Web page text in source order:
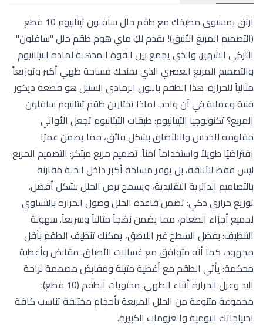
ارتقِ بمستوى مطبخك مع طقم حلل سافلون تيتانيوم 10 قطع
(التصميم المربع الأنيق)! يقدم لكِ ماي هوم طقم حلل "سافلون"
التركي الشهير، والذي يجمع بين القوة المذهلة لمادة التيتانيوم
والتصميم المربع العصري الذي يمنحك مساحة طهي أكبر وتوزيعاً
مثالياً للحرارة. هذا الطقم باللون الرمادي السنبل هو قطعة ديكور
فنية وعملية في آن واحد. لماذا تختارين طقم تيتانيوم سافلون
المربع؟ تكنولوجيا التيتانيوم: طبقات التيتانيوم تجعل الأواني
مقاومة للخدش والالتصاق بشكل فائق، مما يضمن عمرًا
افتراضيًا طويلاً واستخداماً آمناً. تصميم مربع مبتكر: التصميم المربع
ليس فقط للأناقة، بل يوفر مساحة أكبر داخل الحلة مقارنة
بالتصاميم الدائرية التقليدية، ويسمح برص الحلل بشكل أفضل.
توزيع حراري ذكي: تضمن قاعدة الحلل وصول الحرارة بالتساوي
لجميع أجزاء الطعام، مما يضمن نضجاً مثالياً وسريعاً. سهولة
التنظيف: بفضل السطح غير اللاصق، يمكنكِ تنظيف الطقم بأقل
مجهود، كما أنه متوافق مع غسالات الأطباق. مقابض وأغطية
محكمة: يأتي الطقم مع أغطية متينة ومقابض مصممة لراحة
اليد وعزل الحرارة أثناء الطهي. محتويات الطقم (10 قطع):
مجموعة متنوعة من الحلل المربعة بأحجام مختلفة تناسب كافة
احتياجاتك اليومية والعزومات الكبيرة.